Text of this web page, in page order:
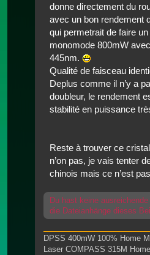
donne directement du
avec un bon rendement
qui permetrait de faire
monomode 800mW
445nm.
Qualité de faisceau
Deplus comme il n’y a
doubleur, le rendement
stabilité en puissance
Reste à trouver ce
n’on pas, je vais tenter
chinois mais ce n’est
Du hast keine
die Dateianhänge dieses
DPSS 400mW 100% Home
Laser COMPASS 315M